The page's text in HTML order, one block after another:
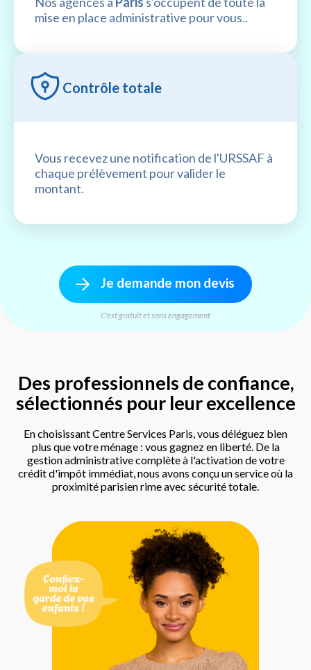
mise en place administrative pour vous..
Contrôle totale
Vous recevez une notification de l'URSSAF à
chaque prélèvement pour valider le
montant.
Je demande mon devis
C'est gratuit et sans engagement
Des professionnels de confiance,
sélectionnés pour leur excellence
En choisissant Centre Services Paris, vous déléguez bien
plus que votre ménage : vous gagnez en liberté. De la
gestion administrative complète à l'activation de votre
crédit d'impôt immédiat, nous avons conçu un service où la
proximité parisien rime avec sécurité totale.